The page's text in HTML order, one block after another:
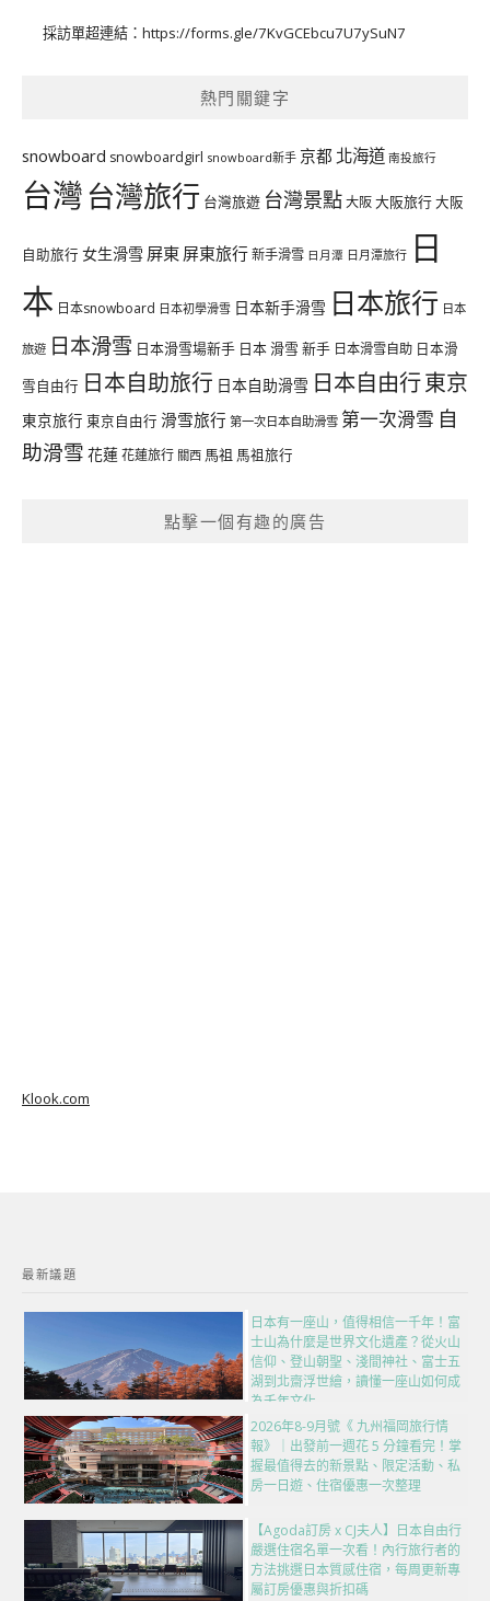
採訪單超連結： https://forms.gle/7KvGCEbcu7U7ySuN7
熱門關鍵字
snowboard snowboardgirl snowboard新手 京都 北海道 南投旅行
台灣台灣旅行 台灣旅遊 台灣景點大阪大阪旅行大阪
自助旅行 女生滑雪 屏東 屏東旅行新手滑雪 日月潭 日月潭旅行 日
本 日本snowboard 日本初學滑雪 日本新手滑雪 日本旅行 日本
旅遊 日本滑雪 日本滑雪場新手 日本 滑雪 新手 日本滑雪自助 日本滑
雪自由行 日本自助旅行 日本自助滑雪 日本自由行東京
東京旅行 東京自由行 滑雪旅行 第一次日本自助滑雪 第一次滑雪 自
助滑雪 花蓮花蓮旅行 關西 馬祖 馬祖旅行
點擊一個有趣的廣告
Klook.com
最新議題
日本有一座山，值得相信一千年！富
士山為什麼是世界文化遺產？從火山
信仰、登山朝聖、淺間神社、富士五
湖到北齋浮世繪，讀懂一座山如何成
為千年文化
2026年8-9月號《 九州福岡旅行情
報》｜出發前一週花 5 分鐘看完！掌
握最值得去的新景點、限定活動、私
房一日遊、住宿優惠一次整理
【Agoda訂房 x CJ夫人】日本自由行
嚴選住宿名單一次看！內行旅行者的
方法挑選日本質感住宿，每周更新專
屬訂房優惠與折扣碼